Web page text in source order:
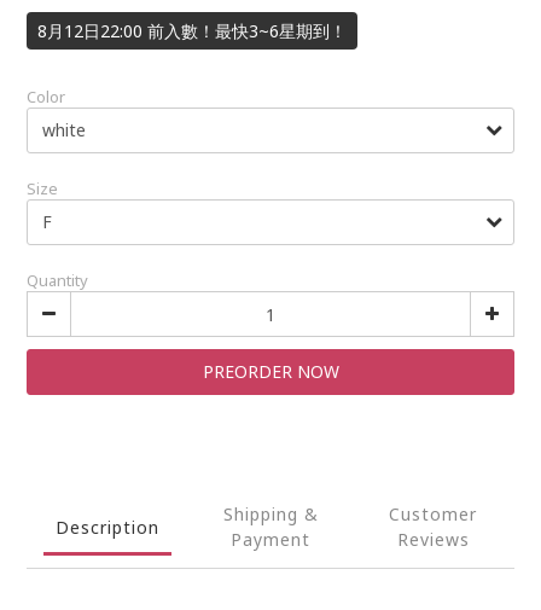
8月12日22:00 前入數！最快3~6星期到！
Color
Size
Quantity
PREORDER NOW
Description
Shipping &
Payment
Customer
Reviews